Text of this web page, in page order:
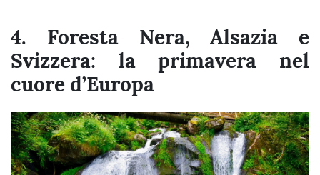
4. Foresta Nera, Alsazia e
Svizzera: la primavera nel
cuore d’Europa